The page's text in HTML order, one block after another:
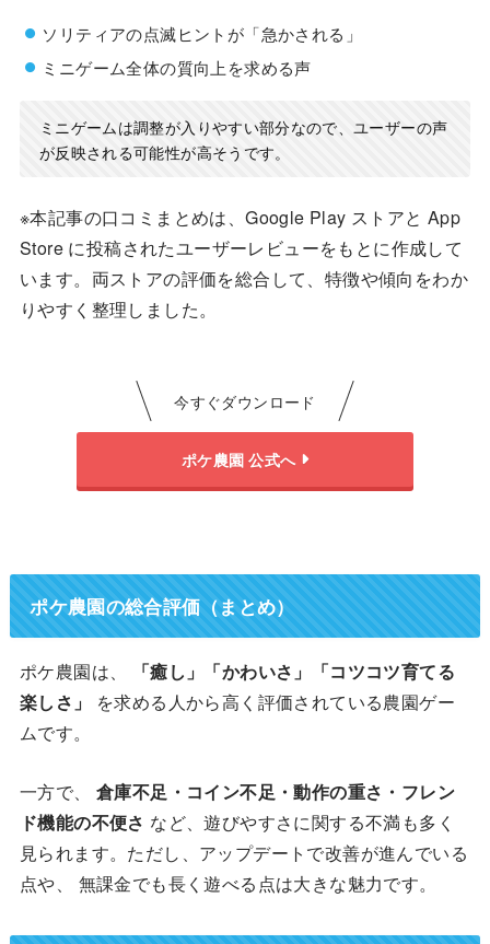
ソリティアの点滅ヒントが「急かされる」
ミニゲーム全体の質向上を求める声
ミニゲームは調整が入りやすい部分なので、ユーザーの声
が反映される可能性が高そうです。
※本記事の口コミまとめは、Google Play ストアと App
Store に投稿されたユーザーレビューをもとに作成して
います。両ストアの評価を総合して、特徴や傾向をわか
りやすく整理しました。
今すぐダウンロード
ポケ農園 公式へ
ポケ農園の総合評価（まとめ）
ポケ農園は、
「癒し」「かわいさ」「コツコツ育てる
楽しさ」
を求める人から高く評価されている農園ゲー
ムです。
一方で、 倉庫不足・コイン不足・動作の重さ・フレン
ド機能の不便さ など、遊びやすさに関する不満も多く
見られます。ただし、アップデートで改善が進んでいる
点や、 無課金でも長く遊べる点は大きな魅力です。